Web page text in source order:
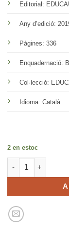
Editorial:
Any d’edició:
Pàgines: 336
Enquadernació:
Col·lecció:
Idioma: Català
2 en estoc
quantitat de